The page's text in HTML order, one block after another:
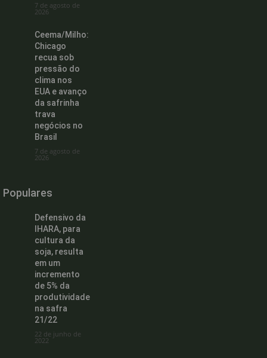
7 de agosto de
2026
Ceema/Milho:
Chicago
recua sob
pressão do
clima nos
EUA e avanço
da safrinha
trava
negócios no
Brasil
7 de agosto de
2026
Populares
Defensivo da
IHARA, para
cultura da
soja, resulta
em um
incremento
de 5% da
produtividade
na safra
21/22
22 de junho de
2022